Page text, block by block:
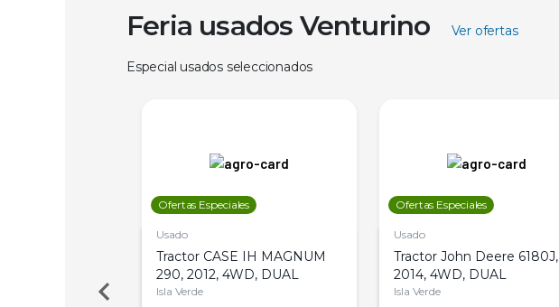
Feria usados Venturino Ver ofertas
Especial usados seleccionados
Ofertas Especiales
Usado
Tractor CASE IH MAGNUM
290, 2012, 4WD, DUAL
Isla Verde
Ofertas Especiales
Usado
Tractor John Deere 6180J,
2014, 4WD, DUAL
Isla Verde